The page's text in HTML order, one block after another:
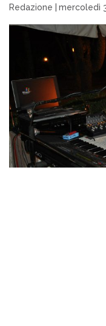
Redazione mercoledì